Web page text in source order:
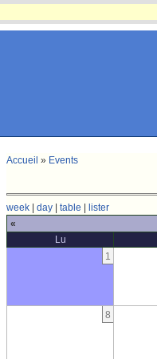
Accueil » Events
week |day |table
lister
«
Lu
1
8